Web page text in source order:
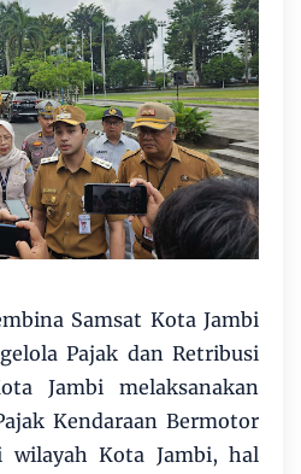
Samsat Kota Jambi
Pajak dan Retribusi
Jambi melaksanakan
Kendaraan Bermotor
Kota Jambi, hal